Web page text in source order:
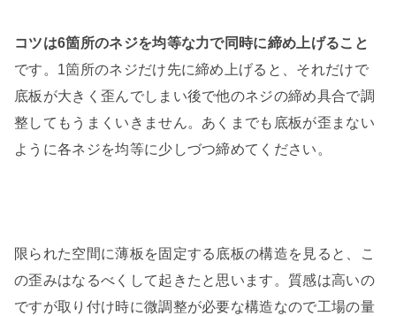
コツは6箇所のネジを均等な力で同時に締め上げること
です。1箇所のネジだけ先に締め上げると、それだけで
底板が大きく歪んでしまい後で他のネジの締め具合で調
整してもうまくいきません。あくまでも底板が歪まない
ように各ネジを均等に少しづつ締めてください。
限られた空間に薄板を固定する底板の構造を見ると、こ
の歪みはなるべくして起きたと思います。質感は高いの
ですが取り付け時に微調整が必要な構造なので工場の量